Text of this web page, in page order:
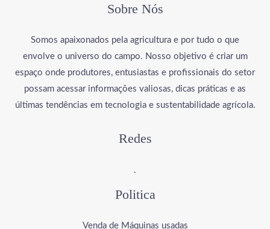
Sobre Nós
Somos apaixonados pela agricultura e por tudo o que
envolve o universo do campo. Nosso objetivo é criar um
espaço onde produtores, entusiastas e profissionais do setor
possam acessar informações valiosas, dicas práticas e as
últimas tendências em tecnologia e sustentabilidade agrícola.
Redes
.
Politica
Venda de Máquinas usadas